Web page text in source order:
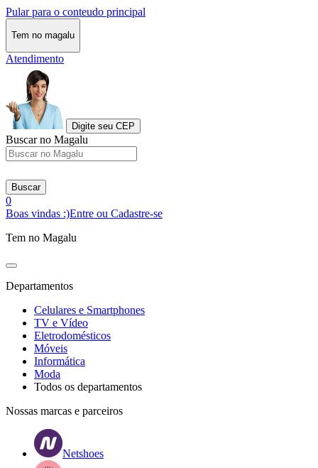
Pular para o conteudo principal
Tem no magalu
Atendimento
Digite seu CEP
Buscar no Magalu
Buscar
0
Boas vindas :)Entre ou Cadastre-se
Tem no Magalu
Departamentos
Celulares e Smartphones
TV e Vídeo
Eletrodomésticos
Móveis
Informática
Moda
Todos os departamentos
Nossas marcas e parceiros
Netshoes